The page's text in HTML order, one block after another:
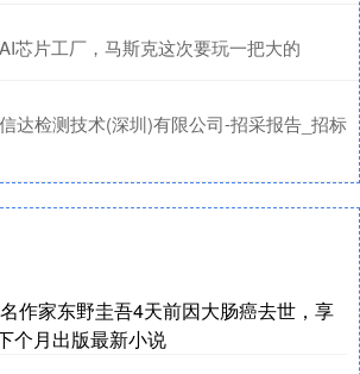
芯片工厂，马斯克这次要玩一把大的
达检测技术(深圳)有限公司-招采报告_招标
作家东野圭吾4天前因大肠癌去世，享
个月出版最新小说